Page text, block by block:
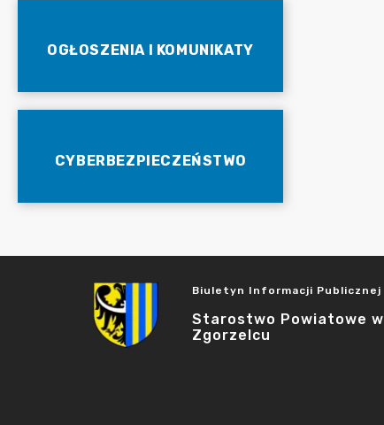
OGŁOSZENIA I KOMUNIKATY
CYBERBEZPIECZEŃSTWO
Biuletyn Informacji Publicznej
Starostwo Powiatowe w
Zgorzelcu